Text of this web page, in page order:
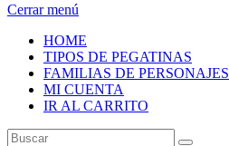
Cerrar menú
HOME
TIPOS DE PEGATINAS
FAMILIAS DE PERSONAJES
MI CUENTA
IR AL CARRITO